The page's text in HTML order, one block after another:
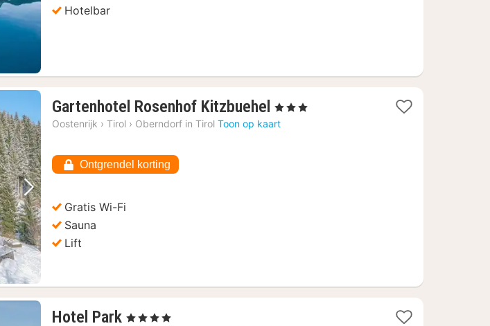
Hotelbar
Volgende foto
Gartenhotel Rosenhof Kitzbuehel 1
nacht
, 3 Sterren
Oostenrijk › Tirol › Oberndorf in Tirol Toon op kaart
Ontgrendel korting
Gratis Wi-Fi
Sauna
Lift
Hotel Park 1
, 4 Sterren